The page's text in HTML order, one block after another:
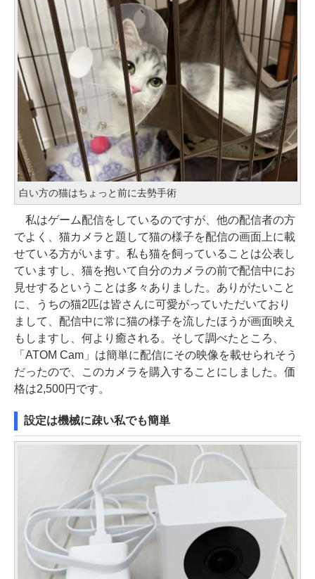
白い方の猫はちょっと前に去勢手術
私はゲーム配信をしているのですが、他の配信者の方
でよく、猫カメラと題して猫の様子を配信の画面上に載
せている方がいます。私も猫を飼っていることは公表し
ていますし、猫を抱いて自分のカメラの前で配信中にお
見せするということは多々ありました。ありがたいこと
に、うちの猫2匹は皆さんに可愛がっていただいており
まして、配信中に常に猫の様子を流したほうが画面映え
もしますし、何より癒される。そして調べたところ、
「ATOM Cam」は簡単に配信にその映像を載せられそう
だったので、このカメラを購入することにしました。価
格は2,500円です。
設定は機械に疎い私でも簡単